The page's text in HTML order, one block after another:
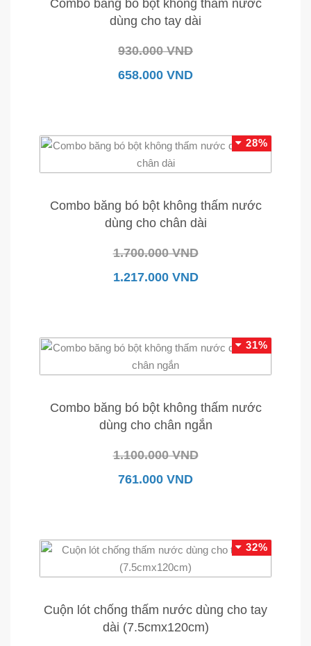
Combo băng bó bột không thấm nước
dùng cho tay dài
930.000 VND
658.000 VND
28%
Combo băng bó bột không thấm nước
dùng cho chân dài
1.700.000 VND
1.217.000 VND
31%
Combo băng bó bột không thấm nước
dùng cho chân ngắn
1.100.000 VND
761.000 VND
32%
Cuộn lót chống thấm nước dùng cho tay
dài (7.5cmx120cm)